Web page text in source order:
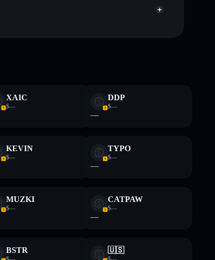
XAIC
$—
DDP
$—
—
KEVIN
$—
TYPO
$—
—
MUZKI
$—
CATPAW
$—
—
BSTR 🇺🇸